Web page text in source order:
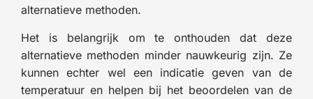
alternatieve methoden.
Het is belangrijk om te onthouden dat deze
alternatieve methoden minder nauwkeurig zijn. Ze
kunnen echter wel een indicatie geven van de
temperatuur en helpen bij het beoordelen van de